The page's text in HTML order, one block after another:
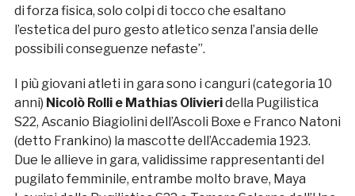
di forza fisica, solo colpi di tocco che esaltano
l’estetica del puro gesto atletico senza l’ansia delle
possibili conseguenze nefaste”.
I più giovani atleti in gara sono i canguri (categoria 10
anni) Nicolò Rolli e Mathias Olivieridella Pugilistica
S22, Ascanio Biagiolini dell’Ascoli Boxe e Franco Natoni
(detto Frankino) la mascotte dell’Accademia 1923.
Due le allieve in gara, validissime rappresentanti del
pugilato femminile, entrambe molto brave, Maya